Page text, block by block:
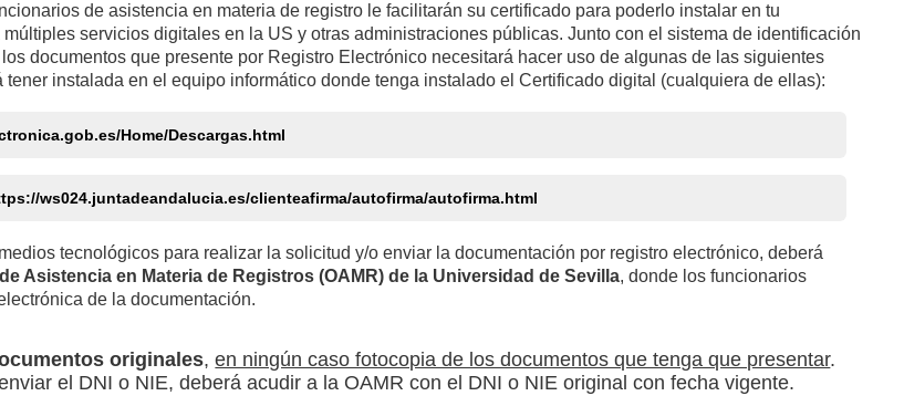
de asistencia en materia de registro le facilitarán su certificado para poderlo instalar en tu
servicios digitales en la US y otras administraciones públicas. Junto con el sistema de identificación
documentos que presente por Registro Electrónico necesitará hacer uso de algunas de las siguientes
tener instalada en el equipo informático donde tenga instalado el Certificado digital (cualquiera de ellas):
Home/Descargas.html
ws024.juntadeandalucia.es/clienteafirma/autofirma/autofirma.html
tecnológicos para realizar la solicitud y/o enviar la documentación por registro electrónico, deberá
Asistencia en Materia de Registros (OAMR) de la Universidad de Sevilla, donde los funcionarios
de la documentación.
originales,en ningún caso fotocopia de los documentos que tenga que presentar.
el DNI o NIE, deberá acudir a la OAMR con el DNI o NIE original con fecha vigente.